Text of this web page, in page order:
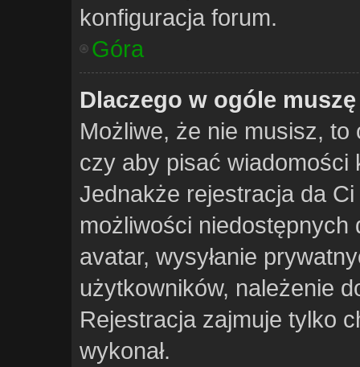
konfiguracja forum.
Góra
Dlaczego w ogóle
Możliwe, że nie musisz,
czy aby pisać wiadomości
Jednakże rejestracja da
możliwości niedostępnych
avatar, wysyłanie
użytkowników, należenie
Rejestracja zajmuje tylko
wykonał.